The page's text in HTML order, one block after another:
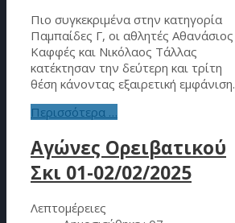
Πιο συγκεκριμένα στην κατηγορία
Παμπαίδες Γ, οι αθλητές Αθανάσιος
Καφφές και Νικόλαος Τάλλας
κατέκτησαν την δεύτερη και τρίτη
θέση κάνοντας εξαιρετική εμφάνιση.
Περισσότερα …
Αγώνες Ορειβατικού
Σκι 01-02/02/2025
Λεπτομέρειες